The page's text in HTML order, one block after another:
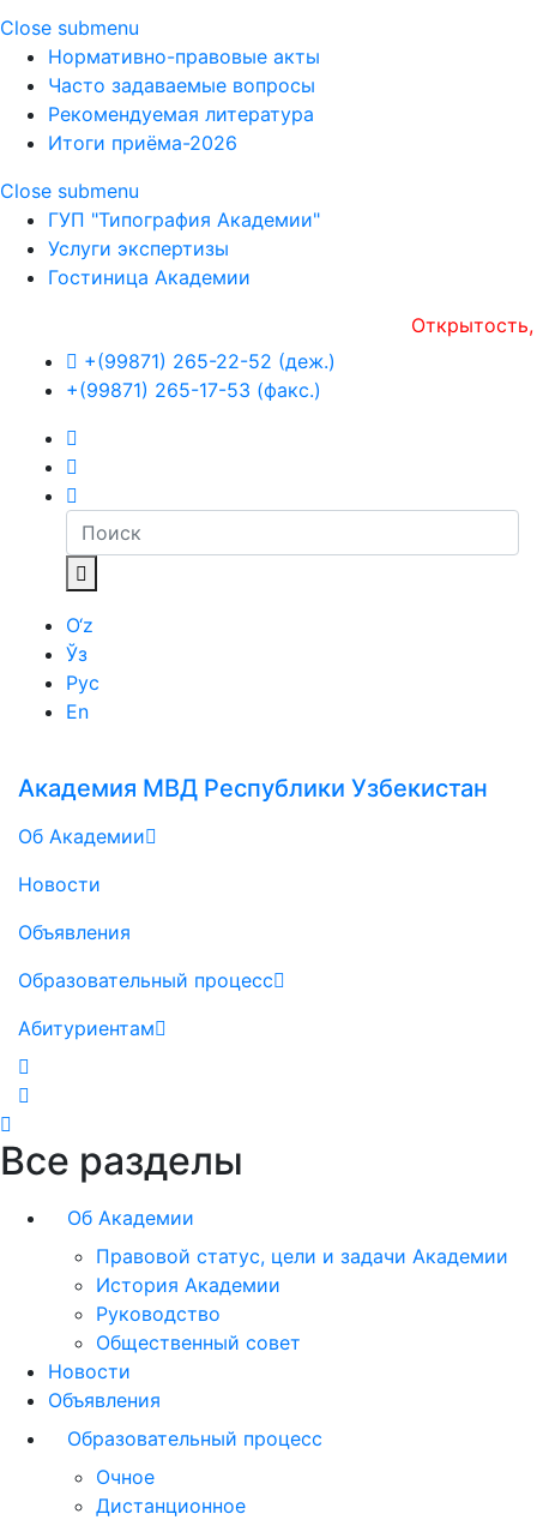
Close submenu
Нормативно-правовые акты
Часто задаваемые вопросы
Рекомендуемая литература
Итоги приёма-2026
Close submenu
ГУП "Типография Академии"
Услуги экспертизы
Гостиница Академии
Открытость,
+(99871) 265-22-52 (деж.)
+(99871) 265-17-53 (факс.)
O‘z
Ўз
Рус
En
Академия МВД Республики Узбекистан
Об Академии
Новости
Объявления
Образовательный процесс
Абитуриентам
Все разделы
Об Академии
Правовой статус, цели и задачи Академии
История Академии
Руководство
Общественный совет
Новости
Объявления
Образовательный процесс
Очное
Дистанционное